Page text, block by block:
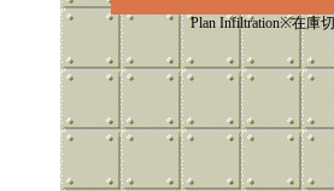
Plan Infiltration※在庫